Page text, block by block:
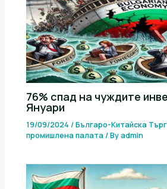
76% спад на чуждите
Януари
19/09/2024/Българо-Китайска
промишлена палaта/ Byadmin